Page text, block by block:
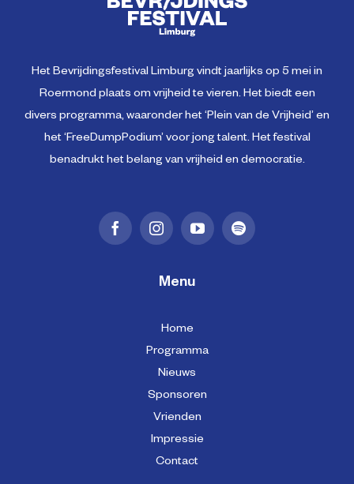
Het Bevrijdingsfestival Limburg vindt jaarlijks op 5 mei in
Roermond plaats om vrijheid te vieren. Het biedt een
divers programma, waaronder het ‘Plein van de Vrijheid’ en
het ‘FreeDumpPodium’ voor jong talent. Het festival
benadrukt het belang van vrijheid en democratie.
Menu
Home
Programma
Nieuws
Sponsoren
Vrienden
Impressie
Contact